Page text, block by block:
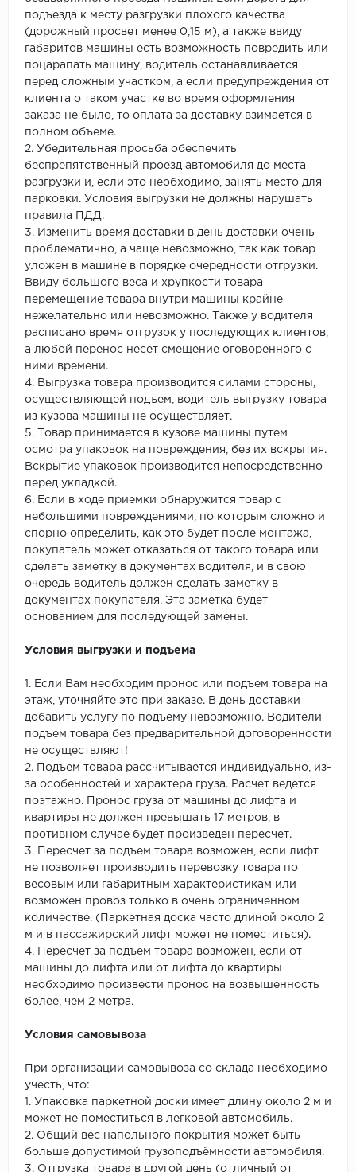
подъезда к месту разгрузки плохого качества
(дорожный просвет менее 0,15 м), а также ввиду
габаритов машины есть возможность повредить или
поцарапать машину, водитель останавливается
перед сложным участком, а если предупреждения от
клиента о таком участке во время оформления
заказа не было, то оплата за доставку взимается в
полном объеме.
2. Убедительная просьба обеспечить
беспрепятственный проезд автомобиля до места
разгрузки и, если это необходимо, занять место для
парковки. Условия выгрузки не должны нарушать
правила ПДД.
3. Изменить время доставки в день доставки очень
проблематично, а чаще невозможно, так как товар
уложен в машине в порядке очередности отгрузки.
Ввиду большого веса и хрупкости товара
перемещение товара внутри машины крайне
нежелательно или невозможно. Также у водителя
расписано время отгрузок у последующих клиентов,
а любой перенос несет смещение оговоренного с
ними времени.
4. Выгрузка товара производится силами стороны,
осуществляющей подъем, водитель выгрузку товара
из кузова машины не осуществляет.
5. Товар принимается в кузове машины путем
осмотра упаковок на повреждения, без их вскрытия.
Вскрытие упаковок производится непосредственно
перед укладкой.
6. Если в ходе приемки обнаружится товар с
небольшими повреждениями, по которым сложно и
спорно определить, как это будет после монтажа,
покупатель может отказаться от такого товара или
сделать заметку в документах водителя, и в свою
очередь водитель должен сделать заметку в
документах покупателя. Эта заметка будет
основанием для последующей замены.
Условия выгрузки и подъема
1. Если Вам необходим пронос или подъем товара на
этаж, уточняйте это при заказе. В день доставки
добавить услугу по подъему невозможно. Водители
подъем товара без предварительной договоренности
не осуществляют!
2. Подъем товара рассчитывается индивидуально, из-
за особенностей и характера груза. Расчет ведется
поэтажно. Пронос груза от машины до лифта и
квартиры не должен превышать 17 метров, в
противном случае будет произведен пересчет.
3. Пересчет за подъем товара возможен, если лифт
не позволяет производить перевозку товара по
весовым или габаритным характеристикам или
возможен провоз только в очень ограниченном
количестве. (Паркетная доска часто длиной около 2
м и в пассажирский лифт может не поместиться).
4. Пересчет за подъем товара возможен, если от
машины до лифта или от лифта до квартиры
необходимо произвести пронос на возвышенность
более, чем 2 метра.
Условия самовывоза
При организации самовывоза со склада необходимо
учесть, что:
1. Упаковка паркетной доски имеет длину около 2 м и
может не поместиться в легковой автомобиль.
2. Общий вес напольного покрытия может быть
больше допустимой грузоподъёмности автомобиля.
3. Отгрузка товара в другой день (отличный от